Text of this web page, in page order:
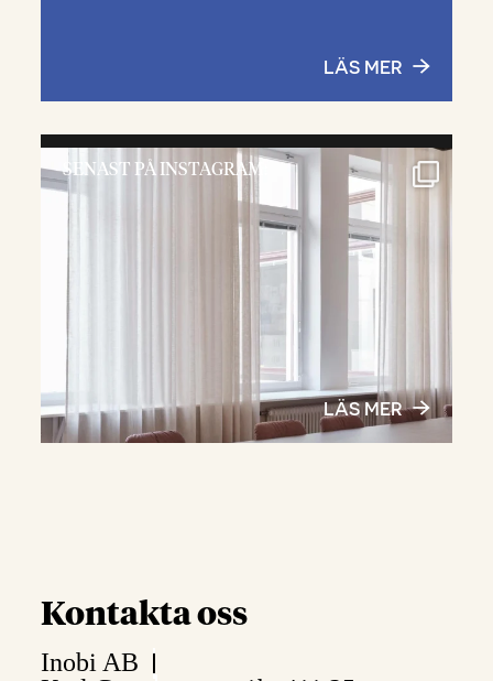
LÄS MER
SENAST PÅ INSTAGRAM:
LÄS MER
Kontakta oss
Inobi AB